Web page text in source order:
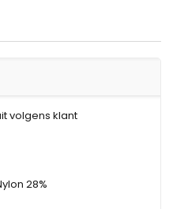
volgens klant
28%